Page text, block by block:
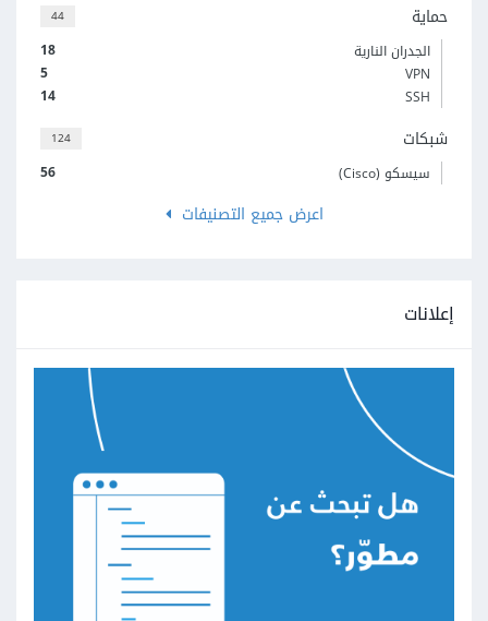
44 حماية
18
الجدران النارية
5
VPN
14
SSH
124 شبكات
56 سيسكو (Cisco)
اعرض جميع التصنيفات
إعلانات